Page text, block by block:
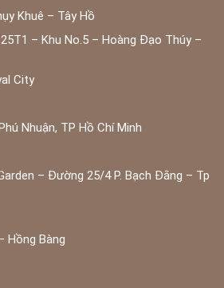
Khuê – Tây Hồ
– Khu No.5 – Hoàng Đạo Thúy –
City
Nhuận, TP Hồ Chí Minh
– Đường 25/4 P. Bạch Đằng – Tp
Hồng Bàng